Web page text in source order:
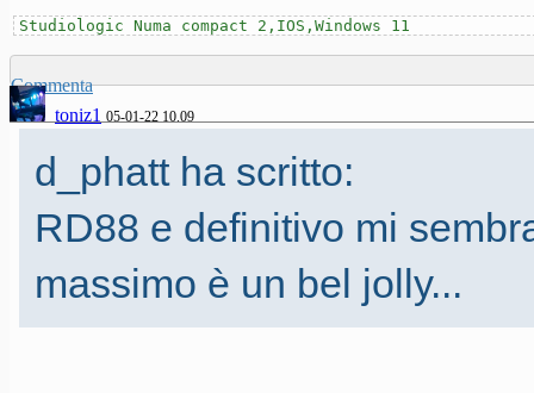
Studiologic Numa compact 2,IOS,Windows 11
Commenta
toniz1 05-01-22 10.09
d_phatt ha scritto:
RD88 e definitivo mi
massimo è un bel jolly...